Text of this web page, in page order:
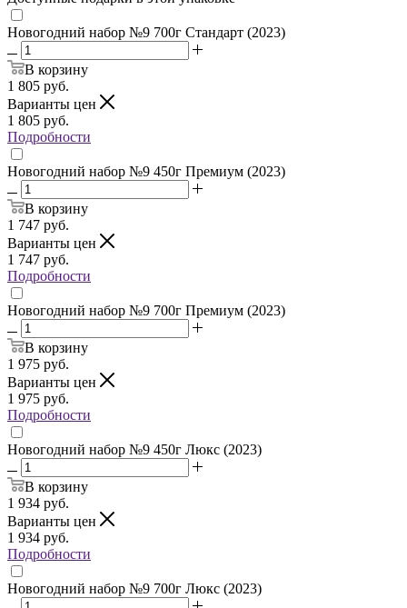
Новогодний набор №9 700г Стандарт (2023)
В корзину
1 805 руб.
Варианты цен
1 805 руб.
Подробности
Новогодний набор №9 450г Премиум (2023)
В корзину
1 747 руб.
Варианты цен
1 747 руб.
Подробности
Новогодний набор №9 700г Премиум (2023)
В корзину
1 975 руб.
Варианты цен
1 975 руб.
Подробности
Новогодний набор №9 450г Люкс (2023)
В корзину
1 934 руб.
Варианты цен
1 934 руб.
Подробности
Новогодний набор №9 700г Люкс (2023)